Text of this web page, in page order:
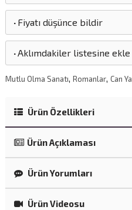
· Fiyatı düşünce bildir
·Aklımdakiler listesine ekle
Mutlu Olma Sanatı, Romanlar, Can
Ürün Özellikleri
Ürün Açıklaması
Ürün Yorumları
Ürün Videosu